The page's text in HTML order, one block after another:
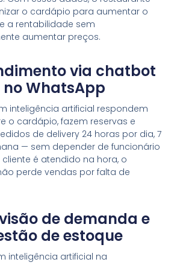
o cardápio para aumentar o
a rentabilidade sem
aumentar preços.
via chatbot
no WhatsApp
inteligência artificial respondem
o cardápio, fazem reservas e
de delivery 24 horas por dia, 7
— sem depender de funcionário
é atendido na hora, o
perde vendas por falta de
de demanda e
de estoque
inteligência artificial na